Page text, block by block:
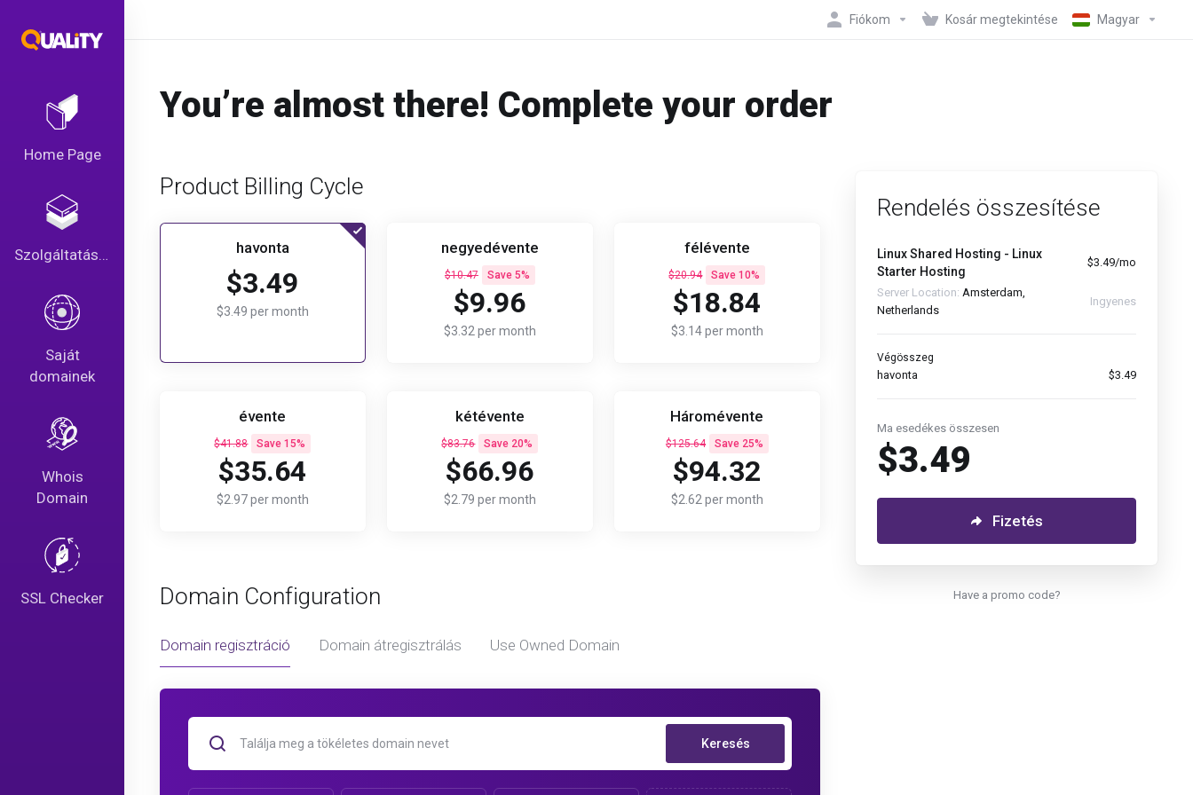
Home Page
Szolgáltatások
Saját
domainek
Whois
Domain
SSL Checker
Fiókom Kosár megtekintése Magyar
You’re almost there! Complete your order
Product Billing Cycle
havonta
$3.49
$3.49 per month
negyedévente
$10.47 Save 5%
$9.96
$3.32 per month
félévente
$20.94 Save 10%
$18.84
$3.14 per month
évente
$41.88 Save 15%
$35.64
$2.97 per month
kétévente
$83.76 Save 20%
$66.96
$2.79 per month
Háromévente
$125.64 Save 25%
$94.32
$2.62 per month
Domain Configuration
Domain regisztráció Domain átregisztrálás Use Owned Domain
Keresés
Rendelés összesítése
Linux Shared Hosting - Linux
Starter Hosting
$3.49/mo
Server Location: Amsterdam,
Netherlands
Ingyenes
Végösszeg
havonta $3.49
Ma esedékes összesen
$3.49
Fizetés
Have a promo code?